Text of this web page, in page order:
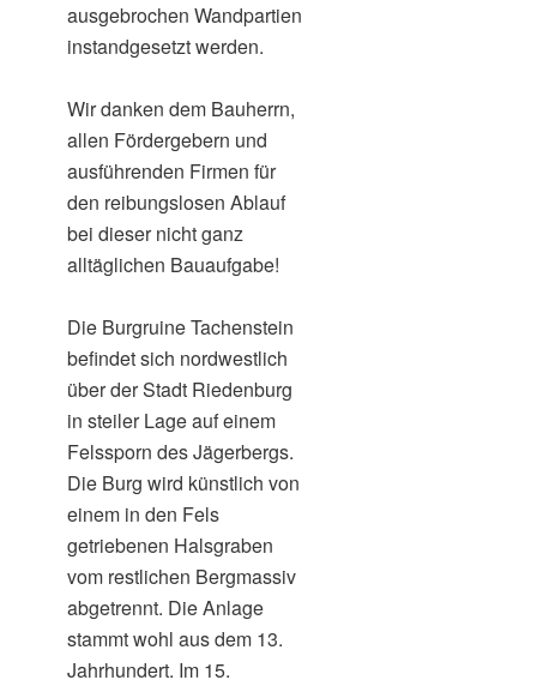
ausgebrochen Wandpartien
instandgesetzt werden.
Wir danken dem Bauherrn,
allen Fördergebern und
ausführenden Firmen für
den reibungslosen Ablauf
bei dieser nicht ganz
alltäglichen Bauaufgabe!
Die Burgruine Tachenstein
befindet sich nordwestlich
über der Stadt Riedenburg
in steiler Lage auf einem
Felssporn des Jägerbergs.
Die Burg wird künstlich von
einem in den Fels
getriebenen Halsgraben
vom restlichen Bergmassiv
abgetrennt. Die Anlage
stammt wohl aus dem 13.
Jahrhundert. Im 15.